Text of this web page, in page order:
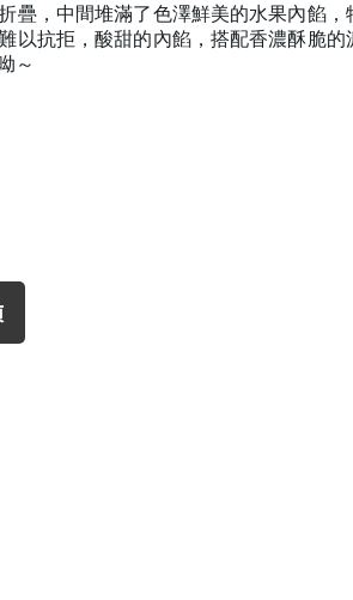
疊，中間堆滿了色澤鮮美的水果內餡，
以抗拒，酸甜的內餡，搭配香濃酥脆的
～